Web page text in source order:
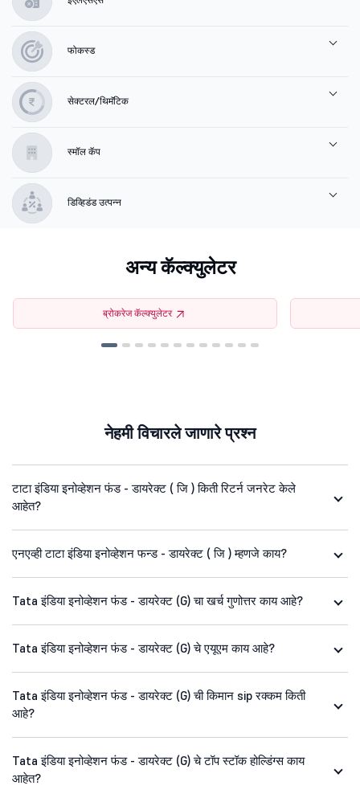
फोकस्ड
सेक्टरल/थिमॅटिक
स्मॉल कॅप
डिव्हिडंड उत्पन्न
अन्य कॅल्क्युलेटर
ब्रोकरेज कॅल्क्युलेटर
नेहमी विचारले जाणारे प्रश्न
टाटा इंडिया इनोव्हेशन फंड - डायरेक्ट ( जि ) किती रिटर्न जनरेट केले
आहेत?
एनएव्ही टाटा इंडिया इनोव्हेशन फन्ड - डायरेक्ट ( जि ) म्हणजे काय?
Tata इंडिया इनोव्हेशन फंड - डायरेक्ट (G) चा खर्च गुणोत्तर काय आहे?
Tata इंडिया इनोव्हेशन फंड - डायरेक्ट (G) चे एयूएम काय आहे?
Tata इंडिया इनोव्हेशन फंड - डायरेक्ट (G) ची किमान sip रक्कम किती
आहे?
Tata इंडिया इनोव्हेशन फंड - डायरेक्ट (G) चे टॉप स्टॉक होल्डिंग्स काय
आहेत?